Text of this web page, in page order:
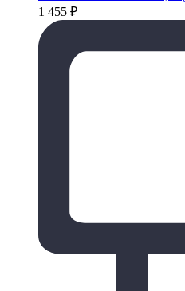
1 455 ₽